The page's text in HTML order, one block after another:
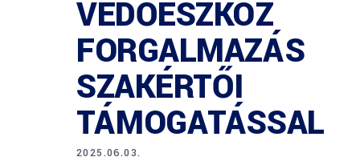
VÉDŐESZKÖZ
FORGALMAZÁS
SZAKÉRTŐI
TÁMOGATÁSSAL
2025.06.03.